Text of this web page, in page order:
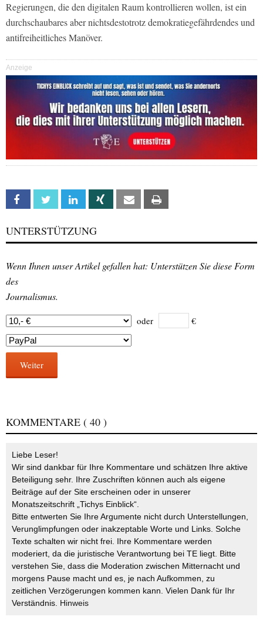
Regierungen, die den digitalen Raum kontrollieren wollen, ist ein
durchschaubares aber nichtsdestotrotz demokratiegefährdendes und
antifreiheitliches Manöver.
Anzeige
Facebook Twitter Linkedin Xing Email
UNTERSTÜTZUNG
Wenn Ihnen unser Artikel gefallen hat: Unterstützen Sie diese Form
des
Journalismus.
oder €
Weiter
KOMMENTARE ( 40 )
Liebe Leser!
Wir sind dankbar für Ihre Kommentare und schätzen Ihre aktive
Beteiligung sehr. Ihre Zuschriften können auch als eigene
Beiträge auf der Site erscheinen oder in unserer
Monatszeitschrift „Tichys Einblick“.
Bitte entwerten Sie Ihre Argumente nicht durch Unterstellungen,
Verunglimpfungen oder inakzeptable Worte und Links. Solche
Texte schalten wir nicht frei. Ihre Kommentare werden
moderiert, da die juristische Verantwortung bei TE liegt. Bitte
verstehen Sie, dass die Moderation zwischen Mitternacht und
morgens Pause macht und es, je nach Aufkommen, zu
zeitlichen Verzögerungen kommen kann. Vielen Dank für Ihr
Verständnis. Hinweis